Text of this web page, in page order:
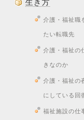
生き方
介護・福祉職
たい転職先
介護・福祉の
きなのか
介護・福祉の
にしている回
福祉施設の仕